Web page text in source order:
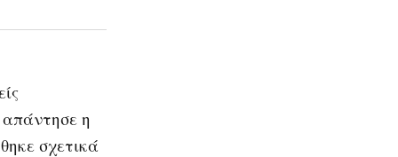
απάντησε η
σχετικά